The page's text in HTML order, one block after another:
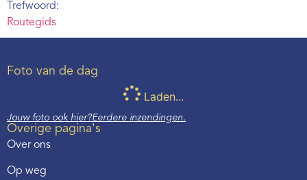
Trefwoord:
Routegids
Foto van de dag
Laden...
Jouw foto ook hier?Eerdere inzendingen.
Overige pagina's
Over ons
Op weg